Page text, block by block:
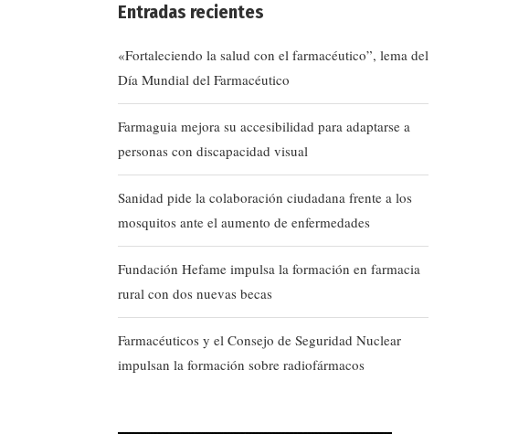
Entradas recientes
«Fortaleciendo la salud con el farmacéutico”, lema del
Día Mundial del Farmacéutico
Farmaguia mejora su accesibilidad para adaptarse a
personas con discapacidad visual
Sanidad pide la colaboración ciudadana frente a los
mosquitos ante el aumento de enfermedades
Fundación Hefame impulsa la formación en farmacia
rural con dos nuevas becas
Farmacéuticos y el Consejo de Seguridad Nuclear
impulsan la formación sobre radiofármacos